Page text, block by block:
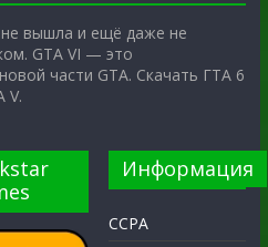
не вышла и ещё даже не
GTA VI — это
части GTA. Скачать ГТА 6
V.
Информация
CCPA